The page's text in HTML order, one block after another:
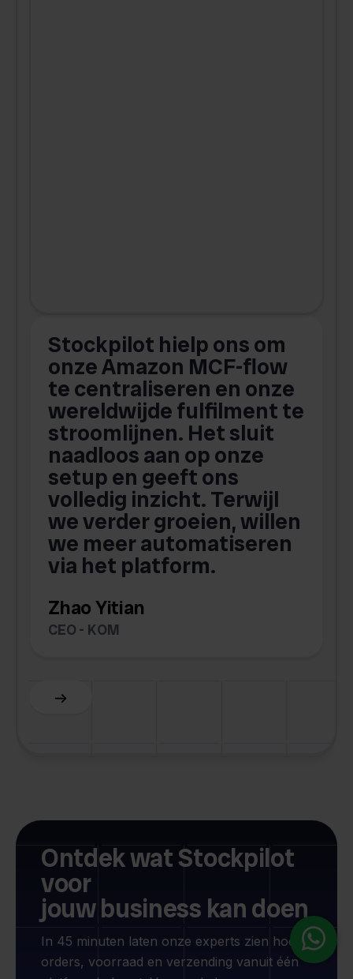
Stockpilot hielp ons om
onze Amazon MCF-flow
te centraliseren en onze
wereldwijde fulfilment te
stroomlijnen. Het sluit
naadloos aan op onze
setup en geeft ons
volledig inzicht. Terwijl
we verder groeien, willen
we meer automatiseren
via het platform.
Zhao Yitian
CEO - KOM
Slide 6 of 6.
Ontdek wat Stockpilot
voor
jouw business kan doen
In 45 minuten laten onze experts zien hoe je
orders, voorraad en verzending vanuit één